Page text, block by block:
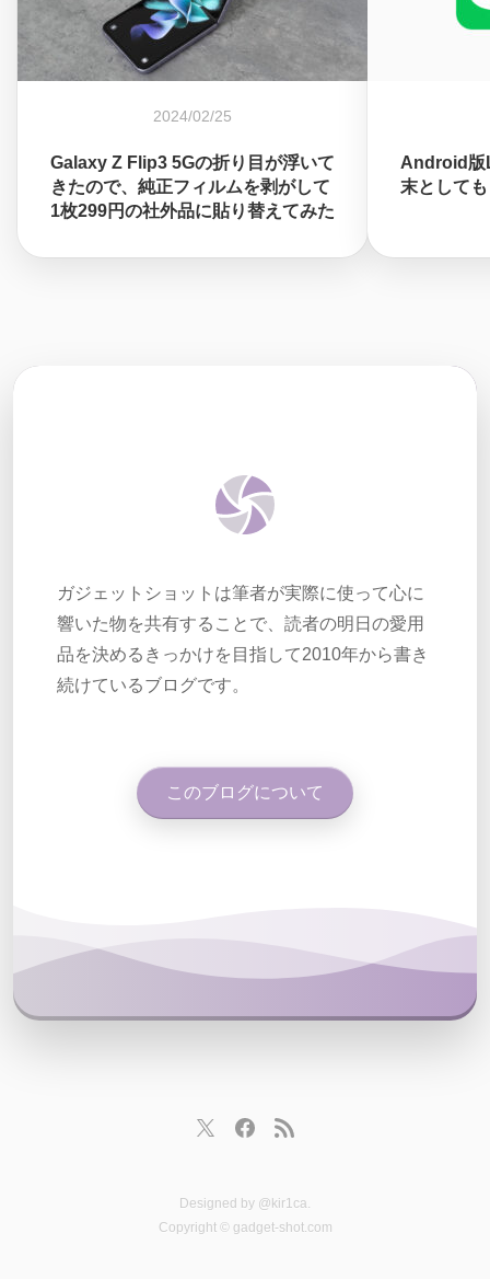
2024/02/25
Galaxy Z Flip3 5Gの折り目が浮いて
きたので、純正フィルムを剥がして
1枚299円の社外品に貼り替えてみた
Android版
末として
ガジェットショットは筆者が実際に使って心に
響いた物を共有することで、読者の明日の愛用
品を決めるきっかけを目指して2010年から書き
続けているブログです。
このブログについて
Designed by @kir1ca
Copyright © gadget-shot.com